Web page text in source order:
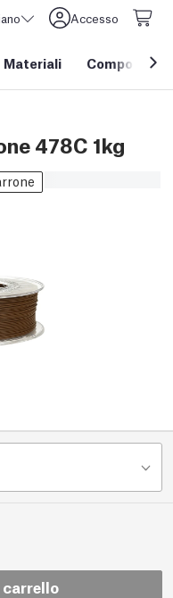
Accesso
Materiali Componenti
478C 1kg